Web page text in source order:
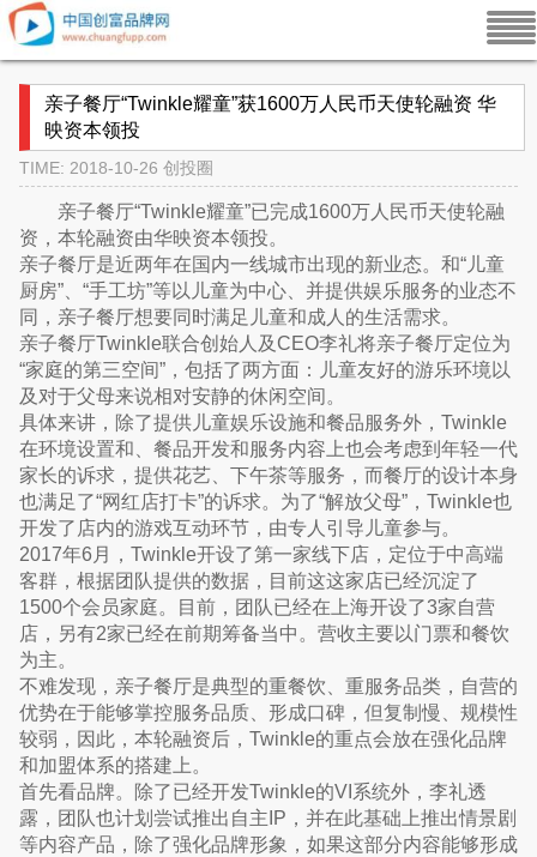
亲子餐厅“Twinkle耀童”获1600万人民币天使轮融资 华
映资本领投
TIME: 2018-10-26 创投圈
亲子餐厅“Twinkle耀童”已完成1600万人民币天使轮融
资，本轮融资由华映资本领投。
亲子餐厅是近两年在国内一线城市出现的新业态。和“儿童
厨房”、“手工坊”等以儿童为中心、并提供娱乐服务的业态不
同，亲子餐厅想要同时满足儿童和成人的生活需求。
亲子餐厅Twinkle联合创始人及CEO李礼将亲子餐厅定位为
“家庭的第三空间”，包括了两方面：儿童友好的游乐环境以
及对于父母来说相对安静的休闲空间。
具体来讲，除了提供儿童娱乐设施和餐品服务外，Twinkle
在环境设置和、餐品开发和服务内容上也会考虑到年轻一代
家长的诉求，提供花艺、下午茶等服务，而餐厅的设计本身
也满足了“网红店打卡”的诉求。为了“解放父母”，Twinkle也
开发了店内的游戏互动环节，由专人引导儿童参与。
2017年6月，Twinkle开设了第一家线下店，定位于中高端
客群，根据团队提供的数据，目前这这家店已经沉淀了
1500个会员家庭。目前，团队已经在上海开设了3家自营
店，另有2家已经在前期筹备当中。营收主要以门票和餐饮
为主。
不难发现，亲子餐厅是典型的重餐饮、重服务品类，自营的
优势在于能够掌控服务品质、形成口碑，但复制慢、规模性
较弱，因此，本轮融资后，Twinkle的重点会放在强化品牌
和加盟体系的搭建上。
首先看品牌。除了已经开发Twinkle的VI系统外，李礼透
露，团队也计划尝试推出自主IP，并在此基础上推出情景剧
等内容产品，除了强化品牌形象，如果这部分内容能够形成